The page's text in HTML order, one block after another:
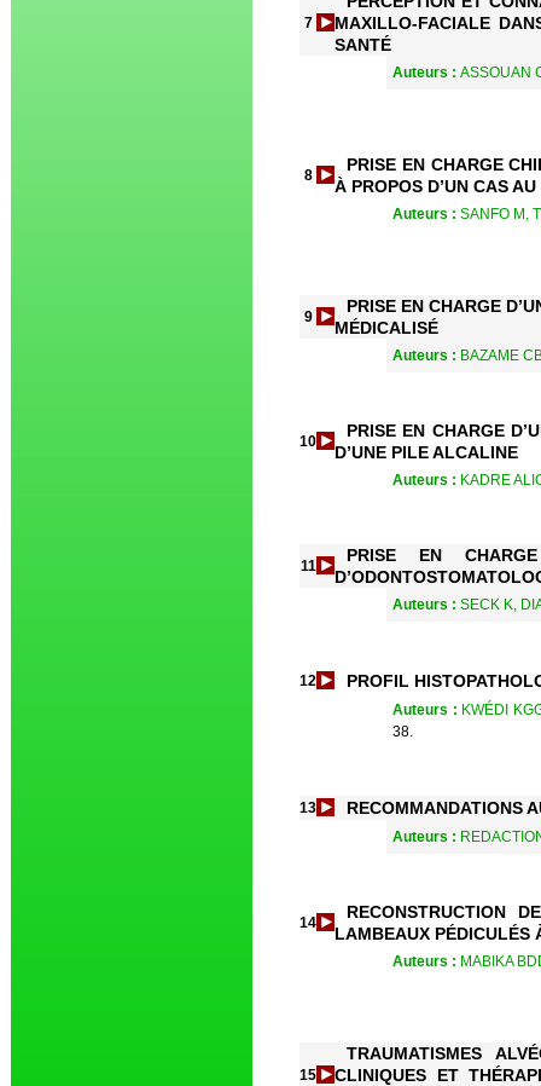
7
MAXILLO-FACIALE
SANTÉ
Auteurs : ASSOUAN
8
PRISE EN CHARGE
À PROPOS D’UN CAS
Auteurs : SANFO M,
9
PRISE EN CHARGE
MÉDICALISÉ
Auteurs : BAZAME
10
PRISE EN CHARGE
D’UNE PILE ALCALINE
Auteurs : KADRE
11
PRISE EN
Auteurs : SECK K,
12 PROFIL
Auteurs : KWÉDI
38.
13 RECOMMANDATIONS
Auteurs :
14
RECONSTRUCTION
LAMBEAUX PÉDICULÉS
Auteurs : MABIKA
15
TRAUMATISMES
CLINIQUES ET